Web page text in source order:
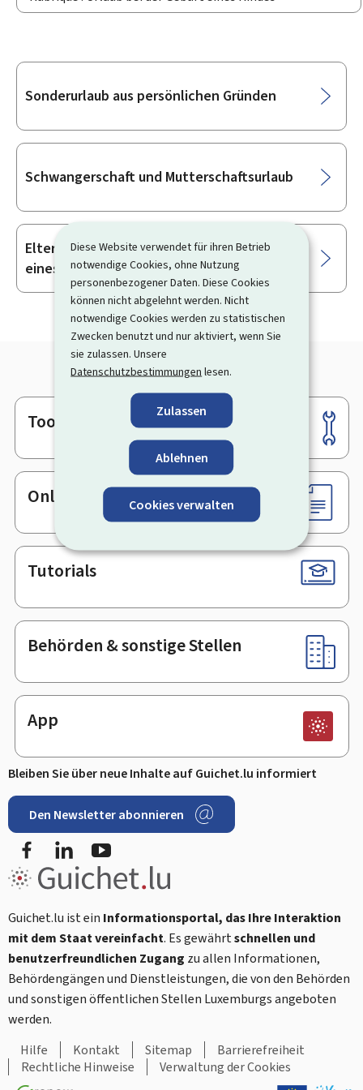
Diese Website verwendet für ihren Betrieb
notwendige Cookies, ohne Nutzung
personenbezogener Daten. Diese Cookies
können nicht abgelehnt werden. Nicht
notwendige Cookies werden zu statistischen
Zwecken benutzt und nur aktiviert, wenn Sie
sie zulassen. Unsere
Datenschutzbestimmungen lesen.
Zulassen
Ablehnen
Cookies verwalten
Unterrubriken
Sonderurlaub aus persönlichen Gründen
Schwangerschaft und Mutterschaftsurlaub
Elternurlaub bei Geburt oder Adoption
eines Kindes
Footer
Tools
Online-Dienste & Formulare
Tutorials
Behörden & sonstige Stellen
App
Bleiben Sie über neue Inhalte auf Guichet.lu informiert
Den Newsletter abonnieren
FacebookLinkedIn
Guichet.lu ist ein Informationsportal, das Ihre Interaktion
mit dem Staat vereinfacht. Es gewährtschnellen und
benutzerfreundlichen Zugang zu allen Informationen,
Behördengängen und Dienstleistungen, die von den Behörden
und sonstigen öffentlichen Stellen Luxemburgs angeboten
werden.
Hilfe
Kontakt Sitemap
Barrierefreiheit
Rechtliche Hinweise
Verwaltung der Cookies